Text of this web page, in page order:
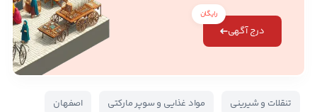
درج آگهی
رایگان
تنقلات و شیرینی مواد غذایی و سوپر مارکتی اصفهان